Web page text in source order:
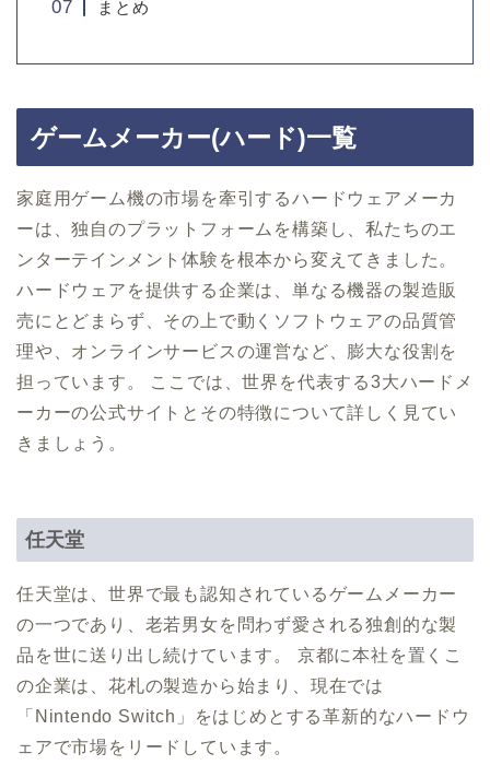
まとめ
ゲームメーカー(ハード)一覧
家庭用ゲーム機の市場を牽引するハードウェアメーカ
ーは、独自のプラットフォームを構築し、私たちのエ
ンターテインメント体験を根本から変えてきました。
ハードウェアを提供する企業は、単なる機器の製造販
売にとどまらず、その上で動くソフトウェアの品質管
理や、オンラインサービスの運営など、膨大な役割を
担っています。 ここでは、世界を代表する3大ハードメ
ーカーの公式サイトとその特徴について詳しく見てい
きましょう。
任天堂
任天堂は、世界で最も認知されているゲームメーカー
の一つであり、老若男女を問わず愛される独創的な製
品を世に送り出し続けています。 京都に本社を置くこ
の企業は、花札の製造から始まり、現在では
「Nintendo Switch」をはじめとする革新的なハードウ
ェアで市場をリードしています。